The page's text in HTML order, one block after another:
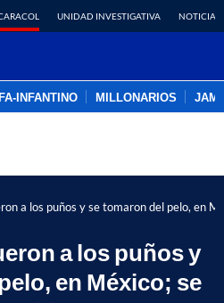
UNIDAD INVESTIGATIVA NOTICIAS
INFANTINO MILLONARIOS
a los puños y se tomaron del pelo, en
a los puños y
en México; se